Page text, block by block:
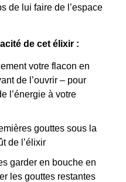
de lui faire de l’espace
de cet élixir :
votre flacon en
de l’ouvrir – pour
l’énergie à votre
gouttes sous la
de l’élixir
garder en bouche en
les gouttes restantes